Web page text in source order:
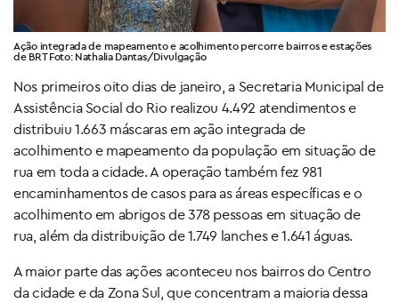
Ação integrada de mapeamento e acolhimento percorre bairros e estações
de BRT Foto: Nathalia Dantas/Divulgação
Nos primeiros oito dias de janeiro, a Secretaria Municipal de
Assistência Social do Rio realizou 4.492 atendimentos e
distribuiu 1.663 máscaras em ação integrada de
acolhimento e mapeamento da população em situação de
rua em toda a cidade. A operação também fez 981
encaminhamentos de casos para as áreas específicas e o
acolhimento em abrigos de 378 pessoas em situação de
rua, além da distribuição de 1.749 lanches e 1.641 águas.
A maior parte das ações aconteceu nos bairros do Centro
da cidade e da Zona Sul, que concentram a maioria dessa